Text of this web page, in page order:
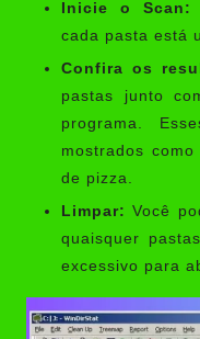
Inicie o Scan:
cada pasta está
Confira os
pastas junto
programa.
mostrados
de pizza.
Limpar: Você
quaisquer
excessivo para